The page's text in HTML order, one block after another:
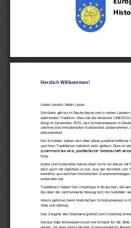
Herzlich Willkommen!
Liebe Leserin, lieber Leser,
Schützen gibt es in Deutschland und in vielen
währenden Tradition. Dies hat die deutsche UNESCO-
dung im Dezember 2015, das Schützenwesen in
zeichnis des immateriellen Kulturerbes aufzunehmen,
dokumentiert.
Die Schützen haben sich über diese gesellschaftliche
und ihrer Traditionen natürlich sehr gefreut. Dies ist
zunehmend als eine „postfaktische“ Gesellschaft
tung.
Kultur und Kulturerbe haben eben nicht nur etwas mit
dern auch mit Gefühlen zu tun. Aus der Kenntnis von
kenntnis, aus welchen historischen
entwickelt hat.
Traditionen haben ihre Ursprünge in Bräuchen, die
die über die Jahrhunderte hinweg sich mit Gefühlen
Hierzu gehören beim historischen Schützenwesen in
Sitte und Heimat.
Das Zeugnis des Glaubens gehört zum Ursprung
Daraus folgt konsequent auch der Einsatz für die
deutet, als dem menschlichen Zusammenleben